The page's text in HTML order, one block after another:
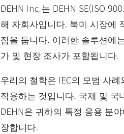
DEHN Inc.는 DEHN SE(ISO
해 자회사입니다. 북미 시장에
점을 둡니다. 이러한 솔루션에
가 및 현장 조사가 포함됩니다.
우리의 철학은 IEC의 모범 사
적용하는 것입니다. 국제 및
DEHN은 귀하의 특정 응용 분
장합니다.